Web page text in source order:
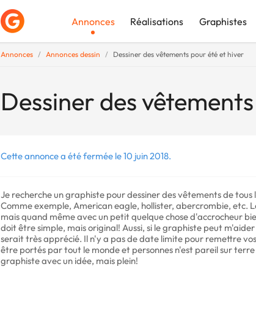
Annonces Réalisations Graphistes
Annonces Annonces dessin Dessiner des vêtements pour été et hiver
Dessiner des
Cette annonce a été fermée le 10 juin 2018.
Je recherche un graphiste pour dessiner des vêtements de tous
Comme exemple, American eagle, hollister, abercrombie, etc.
mais quand même avec un petit quelque chose d'accrocheur
doit être simple, mais original! Aussi, si le graphiste peut
serait très apprécié. Il n'y a pas de date limite pour remettre
être portés par tout le monde et personnes n'est pareil sur
graphiste avec un idée, mais plein!